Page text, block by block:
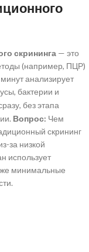
скрининга — это
(например, ПЦР)
анализирует
бактерии и
без этапа
Вопрос: Чем
скрининг
за низкой
использует
минимальные